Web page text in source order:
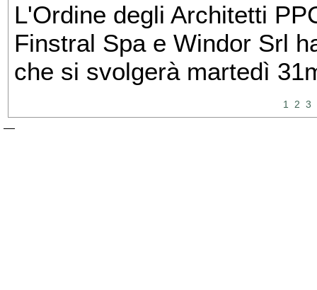
L'Ordine degli Architetti
Finstral Spa e Windor Srl
che si svolgerà martedì
1 2 3